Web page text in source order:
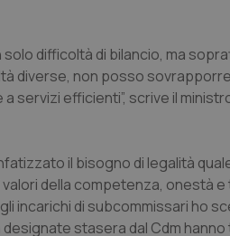
solo difficoltà di bilancio, ma
diverse, non posso
servizi efficienti”, scrive il
il bisogno di legalità
della competenza, onestà
incarichi di subcommissari ho
stasera dal Cdm